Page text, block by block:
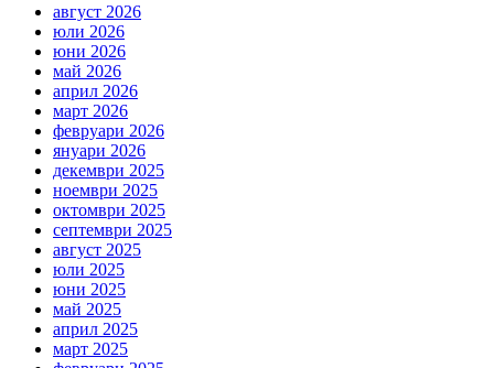
август 2026
юли 2026
юни 2026
май 2026
април 2026
март 2026
февруари 2026
януари 2026
декември 2025
ноември 2025
октомври 2025
септември 2025
август 2025
юли 2025
юни 2025
май 2025
април 2025
март 2025